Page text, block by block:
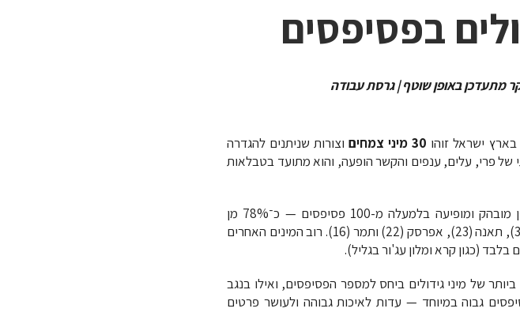
בפסיפסים
מתעדכן באופן שוטף | גרסת עבודה
30 מיני צמחים
וצורות שניתנים להגדרה
של פרי, עלים, ענפים והקשר הופעה, והוא מתועד בטבלאות
התפלגות המינים איננה אחידה. הגפן היא המין הדומיננטי באופן מובהק ומופיעה בלמעלה מ-100 פסיפסים — כ־78% מן
המכלול. אחריה מופיעים רימון (51 מופעים), אתרוג (34), תפוח (30), תאנה (23), אפרסק (22) ותמר (16). רוב המינים האחרים
של מיני גידולים ביחס למספר הפסיפסים, ואילו בנגב
גבוה במיוחד — עדות לאיכות גבוהה ולעושר פרטים